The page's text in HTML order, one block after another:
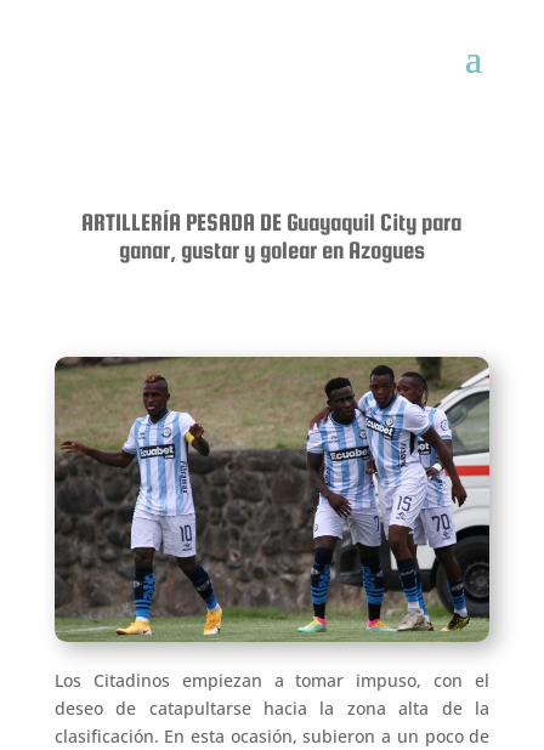
ARTILLERÍA PESADA DE Guayaquil City para
ganar, gustar y golear en Azogues
Los Citadinos empiezan a tomar impuso, con el
deseo de catapultarse hacia la zona alta de la
clasificación. En esta ocasión, subieron a un poco de